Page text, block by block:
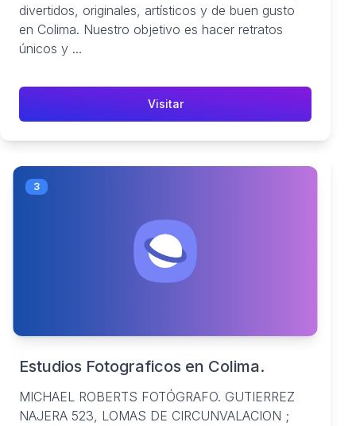
divertidos, originales, artísticos y de buen gusto
en Colima. Nuestro objetivo es hacer retratos
únicos y ...
Visitar
3
Estudios Fotograficos en Colima.
MICHAEL ROBERTS FOTÓGRAFO. GUTIERREZ
NAJERA 523, LOMAS DE CIRCUNVALACION ;